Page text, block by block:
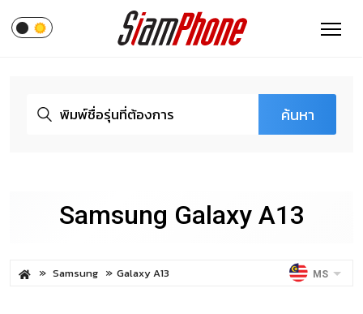
ค้นหา
Samsung Galaxy A13
Samsung Galaxy A13 MS